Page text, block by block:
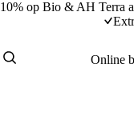
10% op Bio & AH Terra
Online